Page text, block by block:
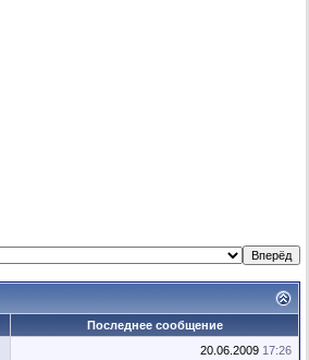
Последнее сообщение
20.06.2009 17:26